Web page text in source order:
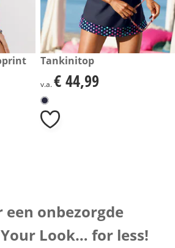
€ 44,99
Tankinitop
€ 44,99
v.a.€ 44,99
onbezorgde
Look… for less!